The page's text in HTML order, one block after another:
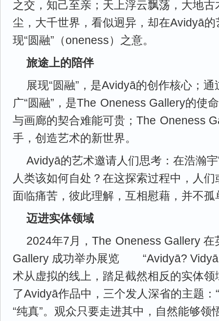
之交，知己至亲；天上浮云飘荡，大地
尘，大千世界，看似迥异，却在Avidyā
现“圆融”（oneness）之意。
旅途上的陪伴
展现“圆融”，是Avidyā的创作核心；
广“圆融”，是The Oneness Gallery的使
与画廊的契合难能可贵；The Oneness
手，创造艺术的新世界。
Avidyā的艺术邀请人们思考：在浩瀚
人类该如何自处？在这探索过程中，人
面临痛苦，彼此理解，互相慰藉，并不孤
迈进实体领域
2024年7月，The Oneness Gallery 在
Gallery 成功举办展览 “Avidyā?
术从虚拟的线上，踏足截然相反的实体
了Avidyā作品中，三个发人深省的主题：
“纯真”。观众只要走进其中，自然能够领